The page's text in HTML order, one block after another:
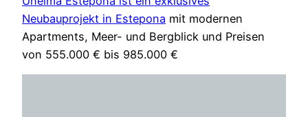
Neubauprojekt in Estepona mit modernen
Apartments, Meer- und Bergblick und Preisen
von 555.000 € bis 985.000 €